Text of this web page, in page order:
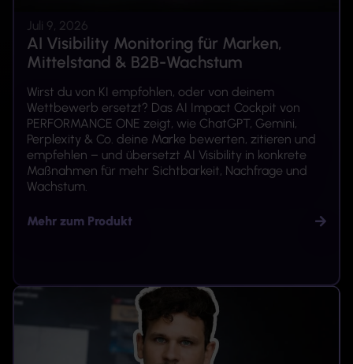
Juli 9, 2026
AI Visibility Monitoring für Marken,
Mittelstand & B2B-Wachstum
Wirst du von KI empfohlen, oder von deinem
Wettbewerb ersetzt? Das AI Impact Cockpit von
PERFORMANCE ONE zeigt, wie ChatGPT, Gemini,
Perplexity & Co. deine Marke bewerten, zitieren und
empfehlen – und übersetzt AI Visibility in konkrete
Maßnahmen für mehr Sichtbarkeit, Nachfrage und
Wachstum.
Mehr zum Produkt